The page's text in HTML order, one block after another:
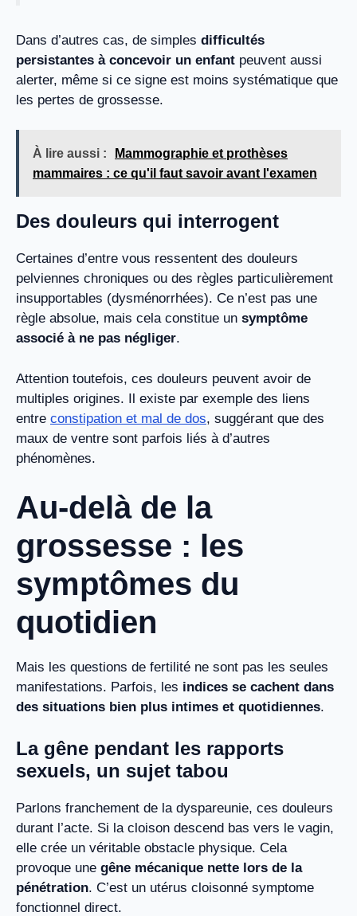
Dans d’autres cas, de simples difficultés
persistantes à concevoir un enfant peuvent aussi
alerter, même si ce signe est moins systématique que
les pertes de grossesse.
À lire aussi :
Mammographie et prothèses
mammaires : ce qu'il faut savoir avant l'examen
Des douleurs qui interrogent
Certaines d’entre vous ressentent des douleurs
pelviennes chroniques ou des règles particulièrement
insupportables (dysménorrhées). Ce n’est pas une
règle absolue, mais cela constitue un symptôme
associé à ne pas négliger.
Attention toutefois, ces douleurs peuvent avoir de
multiples origines. Il existe par exemple des liens
entre constipation et mal de dos, suggérant que des
maux de ventre sont parfois liés à d’autres
phénomènes.
Au-delà de la
grossesse : les
symptômes du
quotidien
Mais les questions de fertilité ne sont pas les seules
manifestations. Parfois, les indices se cachent dans
des situations bien plus intimes et quotidiennes.
La gêne pendant les rapports
sexuels, un sujet tabou
Parlons franchement de la dyspareunie, ces douleurs
durant l’acte. Si la cloison descend bas vers le vagin,
elle crée un véritable obstacle physique. Cela
provoque une gêne mécanique nette lors de la
pénétration. C’est un utérus cloisonné symptome
fonctionnel direct.